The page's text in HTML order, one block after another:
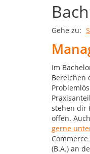
THWS
-
unser
Unser
hilft
dir
bei
Gehe zu:
Im
Bereichen
stehen dir
offen.
gerne
(B.A.) an